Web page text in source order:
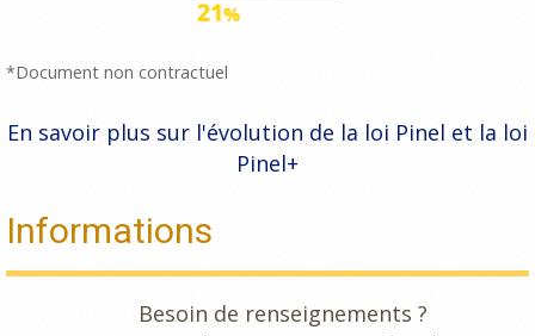
*Document non contractuel
En savoir plus sur l'évolution de la loi Pinel et la loi
Pinel+
Informations
Besoin de renseignements ?